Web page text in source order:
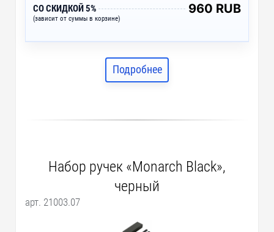
СО СКИДКОЙ 5%
(зависит от суммы в корзине)
960 RUB
Подробнее
Набор ручек «Monarch Black»,
черный
арт. 21003.07